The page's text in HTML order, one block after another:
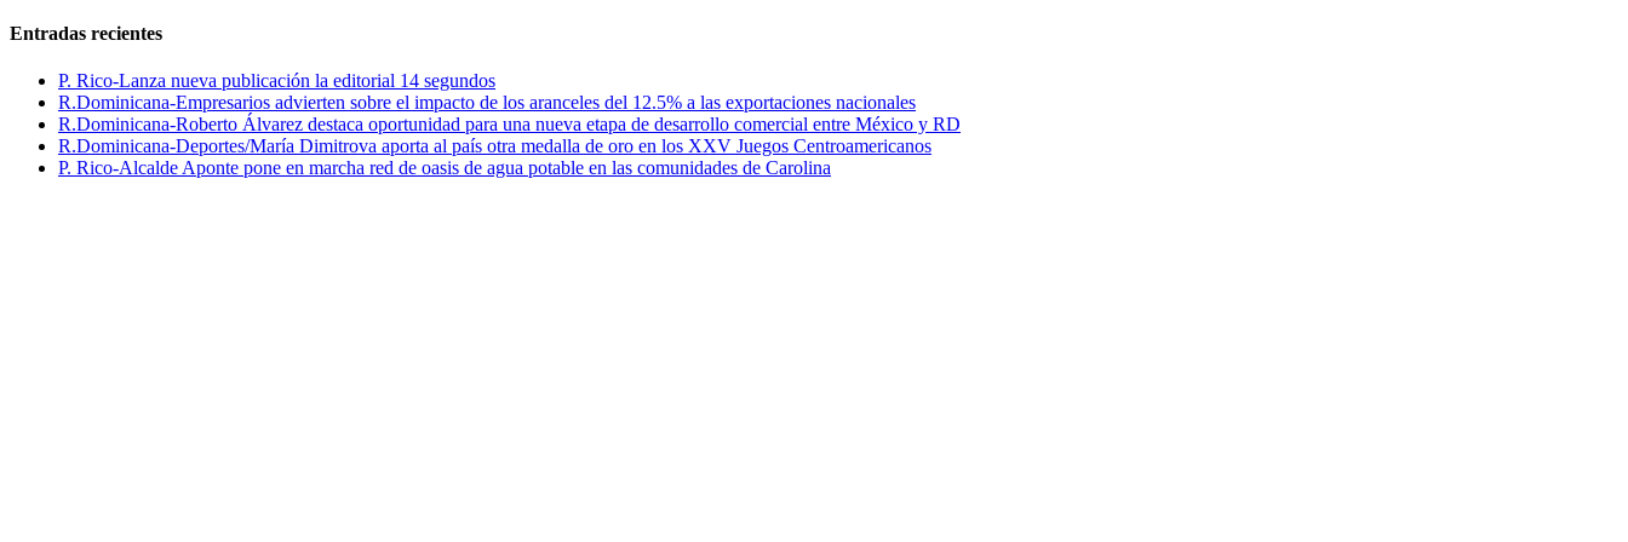
Entradas recientes
P. Rico-Lanza nueva publicación la editorial 14 segundos
R.Dominicana-Empresarios advierten sobre el impacto de los aranceles del 12.5% a las exportaciones nacionales
R.Dominicana-Roberto Álvarez destaca oportunidad para una nueva etapa de desarrollo comercial entre México y RD
R.Dominicana-Deportes/María Dimitrova aporta al país otra medalla de oro en los XXV Juegos Centroamericanos
P. Rico-Alcalde Aponte pone en marcha red de oasis de agua potable en las comunidades de Carolina